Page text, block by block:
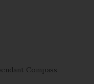
Compass